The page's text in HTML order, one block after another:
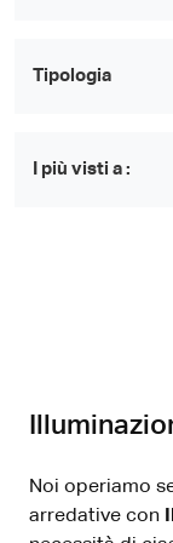
Tipologia
I più visti a :
Noi operiamo
arredative con